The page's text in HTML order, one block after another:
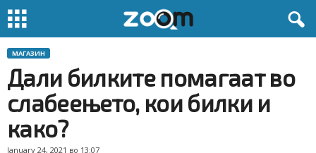
МАГАЗИН
Дали билките помагаат во
слабеењето, кои билки и
како?
January 24, 2021 во 13:07